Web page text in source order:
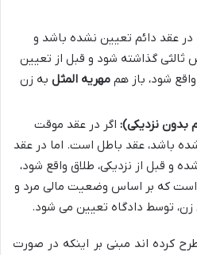
در عقد دائم تعیین نشده باشد و
گذاشته شود و قبل از تعیین
شود، باز هم مهریه المثل به زن
بدون نزدیکی): اگر در عقد موقت
باشد، عقد باطل است. اما در عقد
و قبل از نزدیکی، طلاق واقع شود،
است که بر اساس وضعیت مالی مرد و
توسط دادگاه تعیین می شود.
کرده اند مبنی بر اینکه در صورت